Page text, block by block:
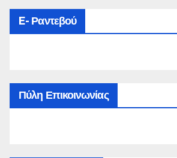
E- Ραντεβού
Πύλη Επικοινωνίας